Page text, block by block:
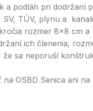
a podláh pri dodržaní
TÚV, plynu a
rozmer 8×8 cm
ich členenia,
že sa neporuší
OSBD Senica ani